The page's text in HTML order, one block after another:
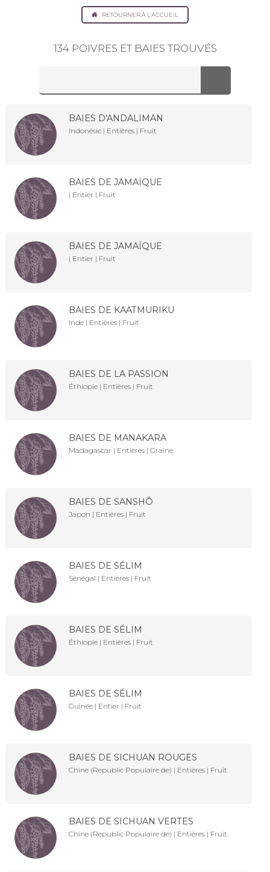
RETOURNER À L'ACCUEIL
134 POIVRES ET BAIES TROUVÉS
BAIES D'ANDALIMAN
Indonésie | Entières | Fruit
BAIES DE JAMAÏQUE
| Entier | Fruit
BAIES DE JAMAÏQUE
| Entier | Fruit
BAIES DE KAATMURIKU
Inde | Entières | Fruit
BAIES DE LA PASSION
Éthiopie | Entières | Fruit
BAIES DE MANAKARA
Madagascar | Entières | Graine
BAIES DE SANSHÔ
Japon | Entières | Fruit
BAIES DE SÉLIM
Sénégal | Entières | Fruit
BAIES DE SÉLIM
Éthiopie | Entières | Fruit
BAIES DE SÉLIM
Guinée | Entier | Fruit
BAIES DE SICHUAN ROUGES
Chine (Republic Populaire de) | Entières | Fruit
BAIES DE SICHUAN VERTES
Chine (Republic Populaire de) | Entières | Fruit